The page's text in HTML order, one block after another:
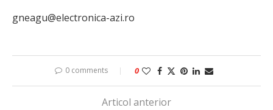
gneagu@electronica-azi.ro
0 comments 0
Articol anterior